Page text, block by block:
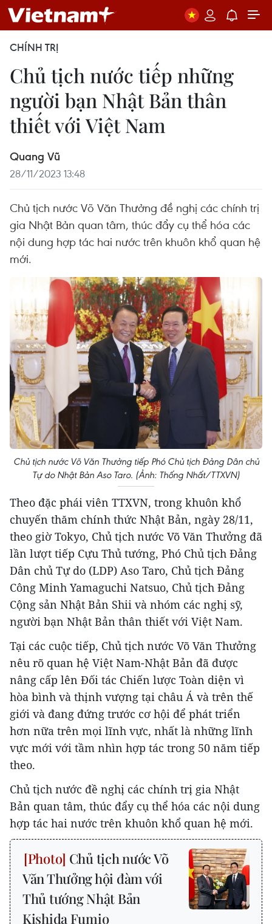
CHÍNH TRỊ
Chủ tịch nước tiếp những
người bạn Nhật Bản thân
thiết với Việt Nam
Quang Vũ
28/11/2023 13:48
Chủ tịch nước Võ Văn Thưởng đề nghị các chính trị
gia Nhật Bản quan tâm, thúc đẩy cụ thể hóa các
nội dung hợp tác hai nước trên khuôn khổ quan hệ
mới.
Chủ tịch nước Võ Văn Thưởng tiếp Phó Chủ tịch Đảng Dân chủ
Tự do Nhật Bản Aso Taro. (Ảnh: Thống Nhất/TTXVN)
Theo đặc phái viên TTXVN, trong khuôn khổ
chuyến thăm chính thức Nhật Bản, ngày 28/11,
theo giờ Tokyo, Chủ tịch nước Võ Văn Thưởng đã
lần lượt tiếp Cựu Thủ tướng, Phó Chủ tịch Đảng
Dân chủ Tự do (LDP) Aso Taro, Chủ tịch Đảng
Công Minh Yamaguchi Natsuo, Chủ tịch Đảng
Cộng sản Nhật Bản Shii và nhóm các nghị sỹ,
người bạn Nhật Bản thân thiết với Việt Nam.
Tại các cuộc tiếp, Chủ tịch nước Võ Văn Thưởng
nêu rõ quan hệ Việt Nam-Nhật Bản đã được
nâng cấp lên Đối tác Chiến lược Toàn diện vì
hòa bình và thịnh vượng tại châu Á và trên thế
giới và đang đứng trước cơ hội để phát triển
hơn nữa trên mọi lĩnh vực, nhất là những lĩnh
vực mới với tầm nhìn hợp tác trong 50 năm tiếp
theo.
Chủ tịch nước đề nghị các chính trị gia Nhật
Bản quan tâm, thúc đẩy cụ thể hóa các nội dung
hợp tác hai nước trên khuôn khổ quan hệ mới.
Chủ tịch nước Võ
Văn Thưởng hội đàm với
Thủ tướng Nhật Bản
Kishida Fumio